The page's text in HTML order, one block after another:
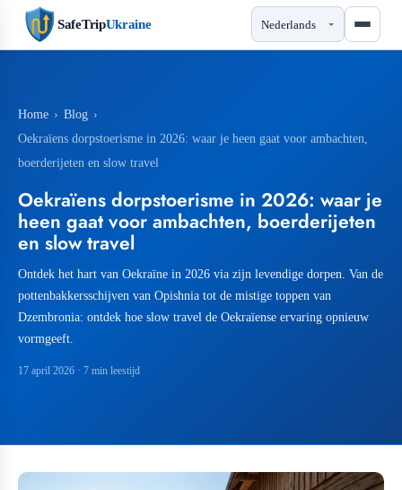
SafeTripUkraine
Home › Blog ›
Oekraïens dorpstoerisme in 2026: waar je heen gaat voor ambachten,
boerderijeten en slow travel
Oekraïens dorpstoerisme in 2026: waar je
heen gaat voor ambachten, boerderijeten
en slow travel
Ontdek het hart van Oekraïne in 2026 via zijn levendige dorpen. Van de
pottenbakkersschijven van Opishnia tot de mistige toppen van
Dzembronia: ontdek hoe slow travel de Oekraïense ervaring opnieuw
vormgeeft.
17 april 2026 · 7 min leestijd